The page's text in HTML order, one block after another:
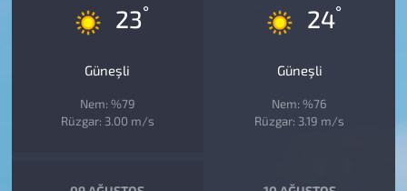
23°
Güneşli
Nem: %79
Rüzgar: 3.00 m/s
24°
Güneşli
Nem: %76
Rüzgar: 3.19 m/s